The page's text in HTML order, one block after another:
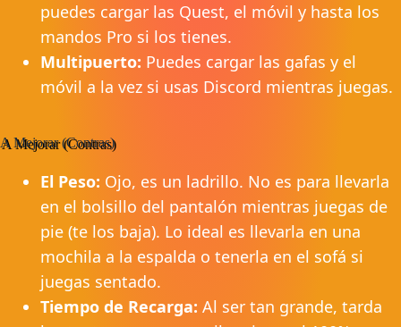
puedes cargar las Quest, el móvil y hasta los
mandos Pro si los tienes.
Multipuerto: Puedes cargar las gafas y el
móvil a la vez si usas Discord mientras juegas.
A Mejorar (Contras)
El Peso: Ojo, es un ladrillo. No es para llevarla
en el bolsillo del pantalón mientras juegas de
pie (te los baja). Lo ideal es llevarla en una
mochila a la espalda o tenerla en el sofá si
juegas sentado.
Tiempo de Recarga: Al ser tan grande, tarda